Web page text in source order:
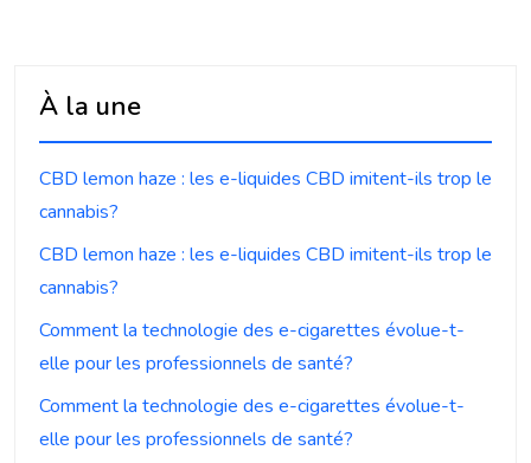
À la une
CBD lemon haze : les e-liquides CBD imitent-ils trop le
cannabis?
CBD lemon haze : les e-liquides CBD imitent-ils trop le
cannabis?
Comment la technologie des e-cigarettes évolue-t-
elle pour les professionnels de santé?
Comment la technologie des e-cigarettes évolue-t-
elle pour les professionnels de santé?